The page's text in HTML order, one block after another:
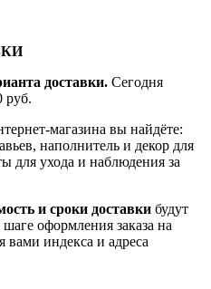
доставки. Сегодня
руб.
магазина вы найдёте:
наполнитель и декор для
для ухода и наблюдения за
и сроки доставкибудут
оформления заказа на
вами индекса и адреса